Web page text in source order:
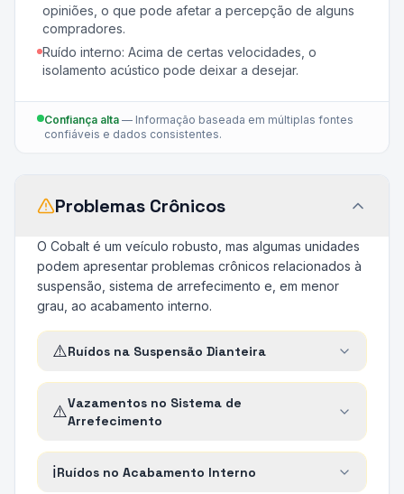
opiniões, o que pode afetar a percepção de alguns
compradores.
Ruído interno: Acima de certas velocidades, o
isolamento acústico pode deixar a desejar.
Confiança alta — Informação baseada em múltiplas fontes
confiáveis e dados consistentes.
Problemas Crônicos
O Cobalt é um veículo robusto, mas algumas unidades
podem apresentar problemas crônicos relacionados à
suspensão, sistema de arrefecimento e, em menor
grau, ao acabamento interno.
⚠️Ruídos na Suspensão Dianteira
⚠️Vazamentos no Sistema de
Arrefecimento
ℹ️Ruídos no Acabamento Interno